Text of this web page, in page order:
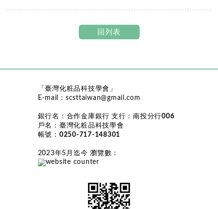
回列表
「臺灣化粧品科技學會」
E-mail： scsttaiwan@gmail.com
銀行名： 合作金庫銀行 支行：南投分行006
戶名： 臺灣化粧品科技學會
帳號： 0250-717-148301
2023年5月迄今 瀏覽數 ：